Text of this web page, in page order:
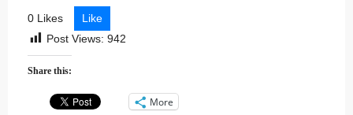
0 Likes
Like
Post Views: 942
Share this:
More